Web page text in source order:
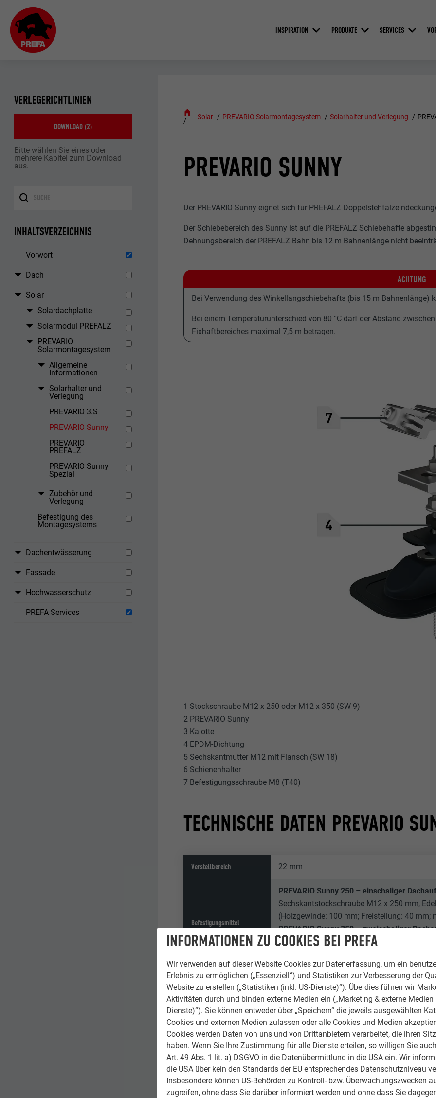
INFORMATIONEN ZU COOKIES BEI PREFA
Wir verwenden auf dieser Website Cookies zur Datenerfassung, um ein
Erlebnis zu ermöglichen („Essenziell“) und Statistiken zur Verbesserung der
Website zu erstellen („Statistiken (inkl. US-Dienste)“). Überdies führen wir
Aktivitäten durch und binden externe Medien ein („Marketing & externe Medien
Dienste)“). Sie können entweder über „Speichern“ die jeweils ausgewählten
Cookies und externen Medien zulassen oder alle Cookies und Medien
Cookies werden Daten von uns und von Drittanbietern verarbeitet, die ihren
haben. Wenn Sie Ihre Zustimmung für alle Dienste erteilen, so willigen Sie
Art. 49 Abs. 1 lit. a) DSGVO in die Datenübermittlung in die USA ein. Wir
die USA über kein den Standards der EU entsprechendes Datenschutzniveau
Insbesondere können US-Behörden zu Kontroll- bzw. Überwachungszwecken
zugreifen, ohne dass Sie darüber informiert werden und ohne dass Sie
INSPIRATION PRODUKTE SERVICES
VERLEGERICHTLINIEN
DOWNLOAD (2)
Bitte wählen Sie eines oder
mehrere Kapitel zum Download
aus.
INHALTSVERZEICHNIS
Vorwort
Dach
Solar
Solardachplatte
Solarmodul PREFALZ
PREVARIO
Solarmontagesystem
Allgemeine
Informationen
Solarhalter und
Verlegung
PREVARIO 3.S
PREVARIO Sunny
PREVARIO
PREFALZ
PREVARIO Sunny
Spezial
Zubehör und
Verlegung
Befestigung des
Montagesystems
Dachentwässerung
Fassade
Hochwasserschutz
PREFA Services
Solar PREVARIO Solarmontagesystem Solarhalter und Verlegung
PREVARIO SUNNY
Der PREVARIO Sunny eignet sich für PREFALZ
Der Schiebebereich des Sunny ist auf die PREFALZ Schiebehafte
Dehnungsbereich der PREFALZ Bahn bis 12 m Bahnenlänge nicht
ACHTUNG
Bei Verwendung des Winkellangschiebehafts (bis 15 m Bahnenlänge)
Bei einem Temperaturunterschied von 80 °C darf der Abstand
Fixhaftbereiches maximal 7,5 m betragen.
1 Stockschraube M12 x 250 oder M12 x 350 (SW 9)
2 PREVARIO Sunny
3 Kalotte
4 EPDM-Dichtung
5 Sechskantmutter M12 mit Flansch (SW 18)
6 Schienenhalter
7 Befestigungsschraube M8 (T40)
TECHNISCHE DATEN PREVARIO
Verstellbereich 22 mm
Befestigungsmittel
PREVARIO Sunny 250 – einschaliger
Sechskantstockschraube M12 x 250 mm,
(Holzgewinde: 100 mm; Freistellung: 40 mm;
PREVARIO Sunny 350 – zweischaliger
Sechskantstockschraube M12 x 350 mm,
Farbe pulverbeschichtet in Anthrazit (Kalotte und
Bestandteile
3 Flanschmuttern M12, Edelstahl (SW 18)
EPDM-Dichtung für Kalotte
Kalotte (EN AW 1050A)
EPDM Dichtscheibe (60 Shore)
Sunny (EN AW 1050A)
Schienenhalter (EN AW 6005A)
Befestigungsschraube M8 (T40)